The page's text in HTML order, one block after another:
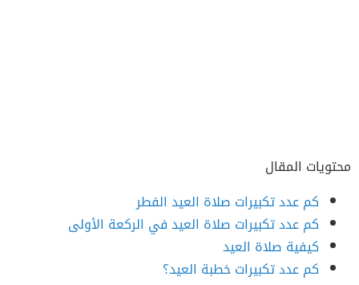
محتويات المقال
كم عدد تكبيرات صلاة العيد الفطر
كم عدد تكبيرات صلاة العيد في الركعة الأولى
كيفية صلاة العيد
كم عدد تكبيرات خطبة العيد؟